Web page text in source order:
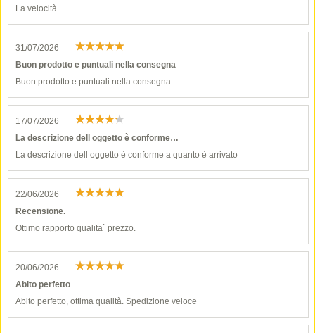
La velocità
31/07/2026
Buon prodotto e puntuali nella consegna
Buon prodotto e puntuali nella consegna.
17/07/2026
La descrizione dell oggetto è conforme…
La descrizione dell oggetto è conforme a quanto è arrivato
22/06/2026
Recensione.
Ottimo rapporto qualita` prezzo.
20/06/2026
Abito perfetto
Abito perfetto, ottima qualità. Spedizione veloce